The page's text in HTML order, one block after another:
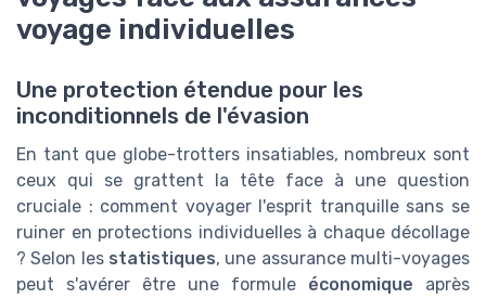
voyage individuelles
Une protection étendue pour les
inconditionnels de l'évasion
En tant que globe-trotters insatiables, nombreux sont
ceux qui se grattent la tête face à une question
cruciale : comment voyager l'esprit tranquille sans se
ruiner en protections individuelles à chaque décollage
? Selon les statistiques, une assurance multi-voyages
peut s'avérer être une formule économique après